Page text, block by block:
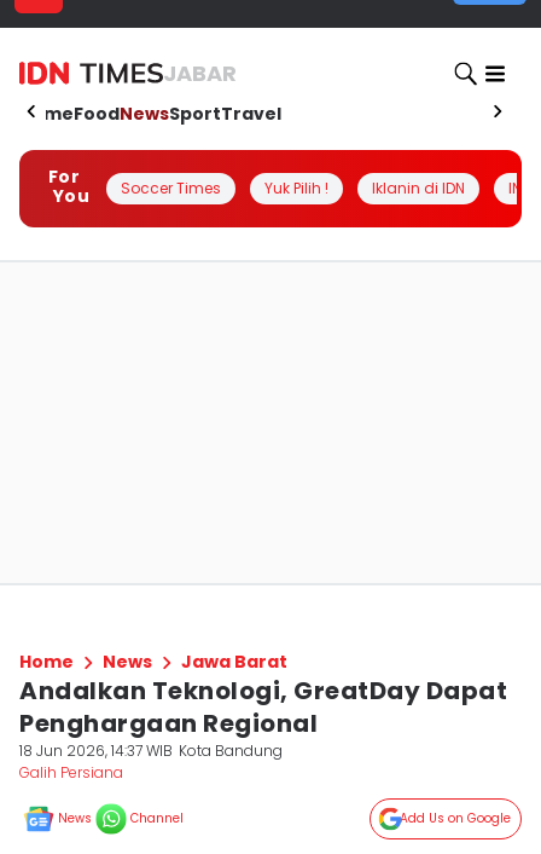
JABAR
HomeFoodNewsSportTravel
For
You
Soccer Times Yuk Pilih ! Iklanin di IDN
Home News Jawa Barat
Andalkan Teknologi, GreatDay Dapat
Penghargaan Regional
18 Jun 2026, 14:37 WIB Kota Bandung
Galih Persiana
News Channel Add Us on Google